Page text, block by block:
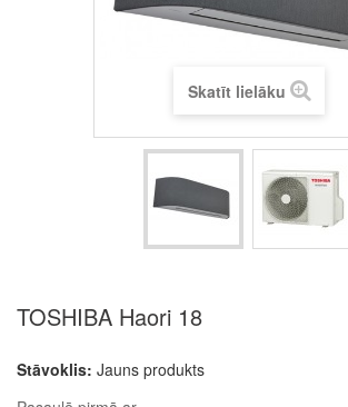
Skatīt lielāku
TOSHIBA Haori 18
Stāvoklis: Jauns produkts